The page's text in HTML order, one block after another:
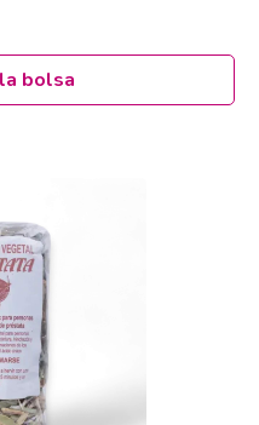
bolsa